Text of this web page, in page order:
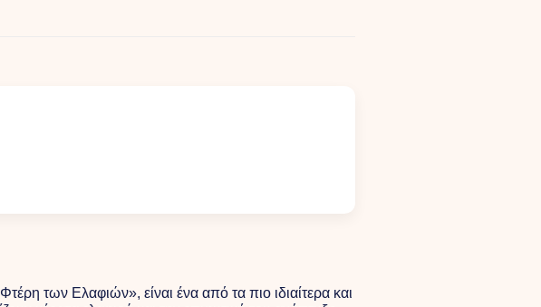
των Ελαφιών», είναι ένα από τα πιο ιδιαίτερα και